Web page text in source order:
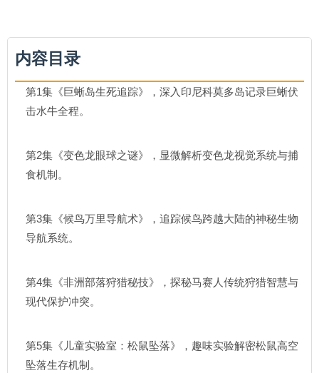
内容目录
第1集《巨蜥岛生死追踪》，深入印尼科莫多岛记录巨蜥伏
击水牛全程。
第2集《变色龙眼球之谜》，显微解析变色龙视觉系统与捕
食机制。
第3集《候鸟万里导航术》，追踪候鸟跨越大陆的神秘生物
导航系统。
第4集《非洲部落狩猎秘技》，探秘马赛人传统狩猎智慧与
现代保护冲突。
第5集《儿童实验室：松鼠坠落》，趣味实验解密松鼠高空
坠落生存机制。